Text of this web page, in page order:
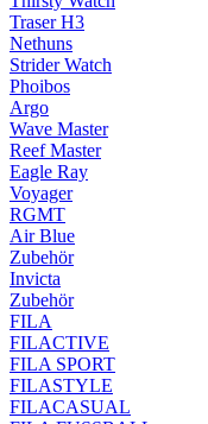
Traser H3
Nethuns
Strider Watch
Phoibos
Argo
Wave Master
Reef Master
Eagle Ray
Voyager
RGMT
Air Blue
Zubehör
Invicta
Zubehör
FILA
FILACTIVE
FILA SPORT
FILASTYLE
FILACASUAL